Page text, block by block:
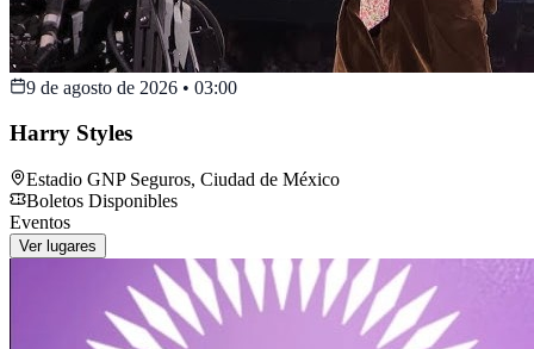
9 de agosto de 2026 • 03:00
Harry Styles
Estadio GNP Seguros, Ciudad de México
Boletos Disponibles
Eventos
Ver lugares